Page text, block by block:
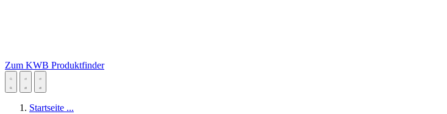
Zum KWB Produktfinder
Startseite ...